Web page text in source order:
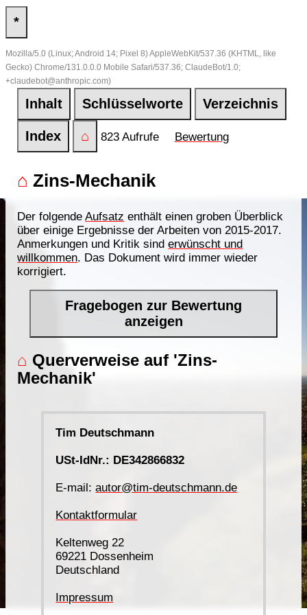
*
Mozilla/5.0 (Linux; Android 14; Pixel 8) AppleWebKit/537.36 (KHTML, like
Gecko) Chrome/131.0.0.0 Mobile Safari/537.36; ClaudeBot/1.0;
+claudebot@anthropic.com)
Inhalt Schlüsselworte Verzeichnis
Index ⌂ 823 Aufrufe Bewertung
⌂ Zins-Mechanik
Der folgendeAufsatz enthält einen groben Überblick
über einige Ergebnisse der Arbeiten von 2015-2017.
Anmerkungen und Kritik sinderwünscht und
willkommen. Das Dokument wird immer wieder
korrigiert.
Fragebogen zur Bewertung
anzeigen
⌂ Querverweise auf 'Zins-
Mechanik'
Tim Deutschmann
USt-IdNr.: DE342866832
E-mail:autor@tim-deutschmann.de
Kontaktformular
Keltenweg 22
69221 Dossenheim
Deutschland
Impressum